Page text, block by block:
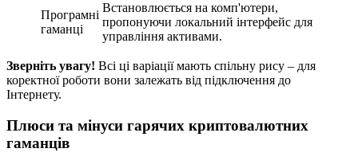
Програмні
гаманці
Встановлюється на комп'ютери,
пропонуючи локальний інтерфейс для
управління активами.
Зверніть увагу! Всі ці варіації мають спільну рису – для
коректної роботи вони залежать від підключення до
Інтернету.
Плюси та мінуси гарячих криптовалютних
гаманців